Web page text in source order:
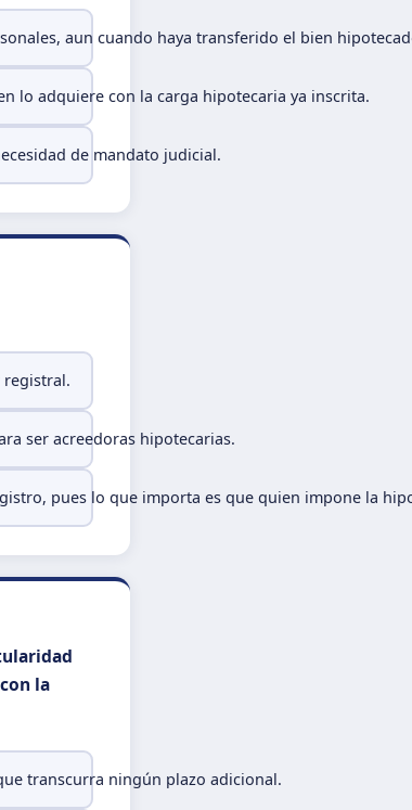
aun cuando haya transferido el bien
lo adquiere con la carga hipotecaria ya inscrita.
de mandato judicial.
registral.
ser acreedoras hipotecarias.
pues lo que importa es que quien impone la
la
transcurra ningún plazo adicional.